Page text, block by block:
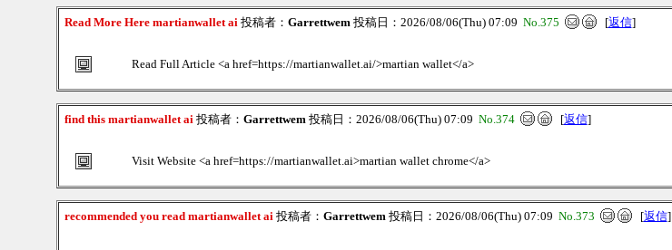
Read More Here martianwallet ai投稿者： Garrettwem投稿日：2026/08/06(Thu) 07:09 No.375 [返信]
Read Full Article <a href=https://martianwallet.ai/>martian wallet</a>
find this martianwallet ai投稿者： Garrettwem投稿日：2026/08/06(Thu) 07:09 No.374 [返信]
Visit Website <a href=https://martianwallet.ai>martian wallet chrome</a>
recommended you read martianwallet ai投稿者： Garrettwem投稿日：2026/08/06(Thu) 07:09 No.373 [返信]